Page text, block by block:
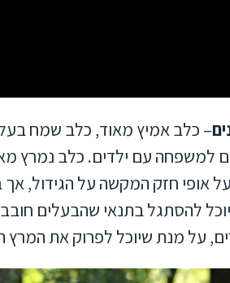
– כלב אמיץ מאוד, כלב שמח
למשפחה עם ילדים. כלב נמרץ
אופי חזק המקשה על הגידול, אך
להסתגל בתנאי שהבעלים חובב
על מנת שיוכל לפרוק את המרץ